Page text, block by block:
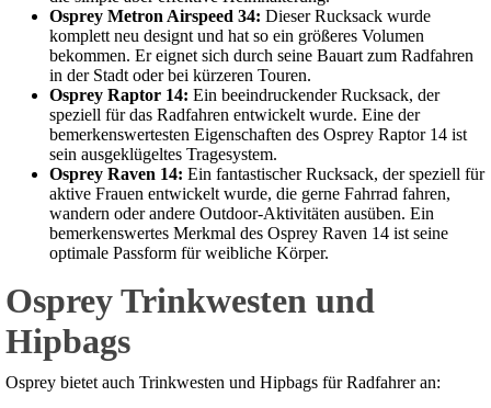
Osprey Metron Airspeed 34: Dieser Rucksack wurde
komplett neu designt und hat so ein größeres Volumen
bekommen. Er eignet sich durch seine Bauart zum Radfahren
in der Stadt oder bei kürzeren Touren.
Osprey Raptor 14: Ein beeindruckender Rucksack, der
speziell für das Radfahren entwickelt wurde. Eine der
bemerkenswertesten Eigenschaften des Osprey Raptor 14 ist
sein ausgeklügeltes Tragesystem.
Osprey Raven 14: Ein fantastischer Rucksack, der speziell für
aktive Frauen entwickelt wurde, die gerne Fahrrad fahren,
wandern oder andere Outdoor-Aktivitäten ausüben. Ein
bemerkenswertes Merkmal des Osprey Raven 14 ist seine
optimale Passform für weibliche Körper.
Osprey Trinkwesten und
Hipbags
Osprey bietet auch Trinkwesten und Hipbags für Radfahrer an: